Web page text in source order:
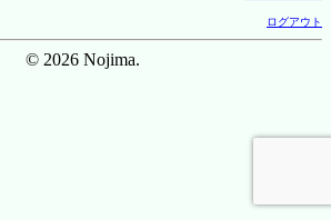
ログアウト
© 2026 Nojima.